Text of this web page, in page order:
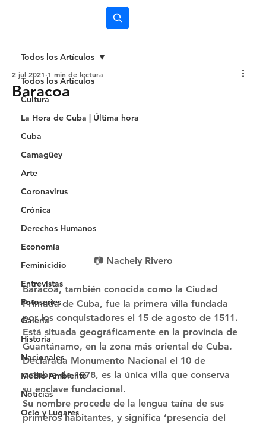
Todos los Artículos
Cultura
La Hora de Cuba | Última hora
Cuba
Camagüey
Arte
Coronavirus
Crónica
Derechos Humanos
Economía
Feminicidio
Entrevistas
Fotoseries
Galería
Historia
Nacionales
Medio Ambiente
Noticias
Ocio y Lugares
Todos los Artículos
Baracoa
2 jul 2021 1 min de lectura
📷 Nachely Rivero
Baracoa, también conocida como la Ciudad
Primada de Cuba, fue la primera villa fundada
por los conquistadores el 15 de agosto de 1511.
Está situada geográficamente en la provincia de
Guantánamo, en la zona más oriental de Cuba.
Declarada Monumento Nacional el 10 de
octubre de 1978, es la única villa que conserva
su enclave fundacional.
Su nombre procede de la lengua taína de sus
primeros habitantes, y significa ‘presencia del